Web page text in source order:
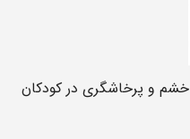
خشم و پرخاشگری در کودکان